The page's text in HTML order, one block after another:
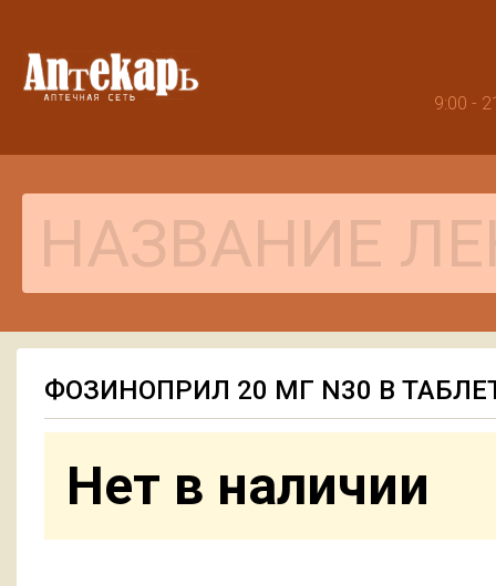
9:00 -
ФОЗИНОПРИЛ 20 МГ N30 В
Нет в наличии